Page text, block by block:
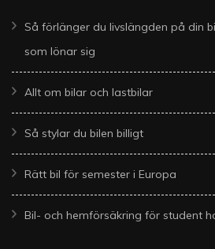
Så förlänger du livslängden på din
som lönar sig
Allt om bilar och lastbilar
Så stylar du bilen billigt
Rätt bil för semester i Europa
Bil- och hemförsäkring för student